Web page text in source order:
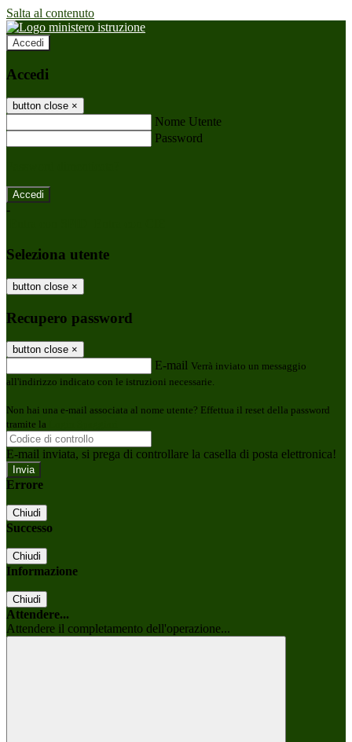
Salta al contenuto
Accedi
Accedi
button close ×
Nome Utente
Password
-
Seleziona utente
button close ×
Recupero password
button close ×
E-mail Verrà inviato un messaggio
all'indirizzo indicato con le istruzioni necessarie.
Non hai una e-mail associata al nome utente? Effettua il reset della password
tramite la
E-mail inviata, si prega di controllare la casella di posta elettronica!
Errore
Chiudi
Successo
Chiudi
Informazione
Chiudi
Attendere...
Attendere il completamento dell'operazione...